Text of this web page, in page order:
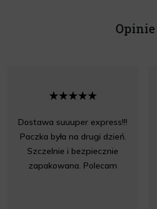
Opinie
Dostawa suuuper express!!!
Paczka była na drugi dzień.
Szczelnie i bezpiecznie
zapakowana. Polecam